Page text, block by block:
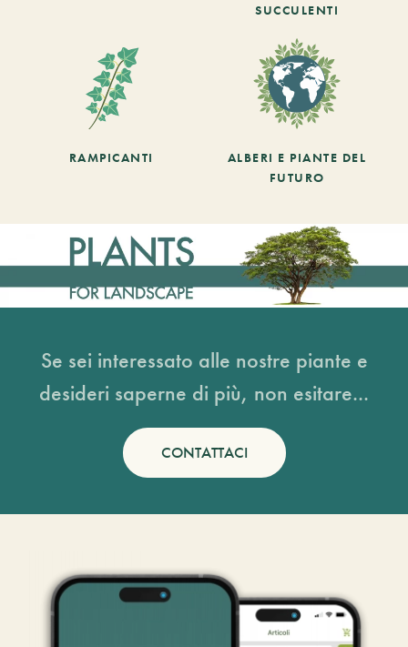
SUCCULENTI
RAMPICANTI
ALBERI E PIANTE DEL
FUTURO
Se sei interessato alle nostre piante e
desideri saperne di più, non esitare...
CONTATTACI